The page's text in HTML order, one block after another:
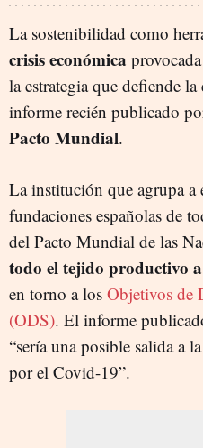
La sostenibilidad como
crisis económica
la estrategia que defiende
informe recién publicado
Pacto Mundial.
La institución que agrupa a
fundaciones españolas de
del Pacto Mundial de las
todo el tejido productivo
en torno a los Objetivos de
(ODS). El informe
“sería una posible salida a
por el Covid-19”.